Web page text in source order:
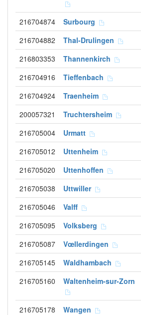
216704874 Surbourg
216704882 Thal-Drulingen
216803353 Thannenkirch
216704916 Tieffenbach
216704924 Traenheim
200057321 Truchtersheim
216705004 Urmatt
216705012 Uttenheim
216705020 Uttenhoffen
216705038 Uttwiller
216705046 Valff
216705095 Volksberg
216705087 Vœllerdingen
216705145 Waldhambach
216705160 Waltenheim-sur-Zorn
216705178 Wangen